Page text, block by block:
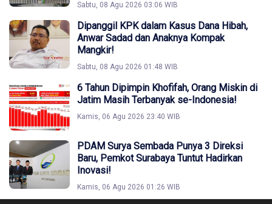
Sabtu, 08 Agu 2026 03:06 WIB
Dipanggil KPK dalam Kasus Dana Hibah,
Anwar Sadad dan Anaknya Kompak
Mangkir!
Sabtu, 08 Agu 2026 01:48 WIB
6 Tahun Dipimpin Khofifah, Orang Miskin di
Jatim Masih Terbanyak se-Indonesia!
Kamis, 06 Agu 2026 23:40 WIB
PDAM Surya Sembada Punya 3 Direksi
Baru, Pemkot Surabaya Tuntut Hadirkan
Inovasi!
Kamis, 06 Agu 2026 01:26 WIB